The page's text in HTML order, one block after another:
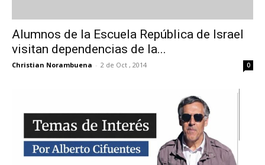
Alumnos de la Escuela República de Israel
visitan dependencias de la...
Christian Norambuena - 2 de Oct , 2014 0